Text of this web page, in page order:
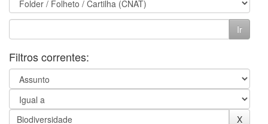
Filtros correntes: